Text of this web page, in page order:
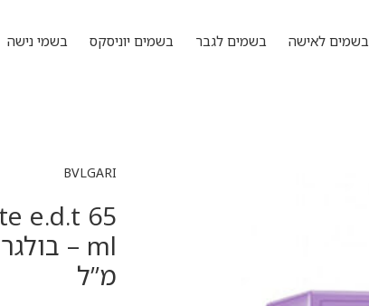
בשמים לאישה בשמים לגבר בשמים יוניסקס בשמי נישה
BVLGARI
e.d.t 65
מ”ל